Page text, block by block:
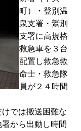
町）・登別温
泉支署・鷲別
支署に高規格
救急車を３台
配置し救急救
命士・救急隊
員が２４時間
では搬送困難な
から出動し時間